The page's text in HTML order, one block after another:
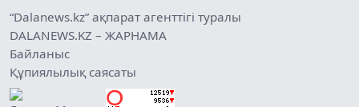
“Dalanews.kz” ақпарат агенттігі туралы
DALANEWS.KZ – ЖАРНАМА
Байланыс
Құпиялылық саясаты